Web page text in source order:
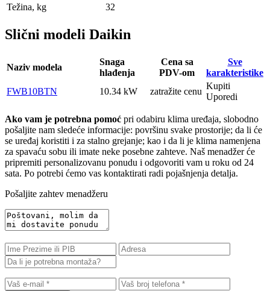
Težina, kg
32
Slični modeli Daikin
Naziv modela
Snaga
hlađenja
Cena sa
PDV-om
Sve
karakteristike
FWB10BTN
10.34 kW zatražite cenu
Kupiti
Uporedi
Ako vam je potrebna pomoć pri odabiru klima uređaja, slobodno
pošaljite nam sledeće informacije: površinu svake prostorije; da li će
se uređaj koristiti i za stalno grejanje; kao i da li je klima namenjena
za spavaću sobu ili imate neke posebne zahteve. Naš menadžer će
pripremiti personalizovanu ponudu i odgovoriti vam u roku od 24
sata. Po potrebi ćemo vas kontaktirati radi pojašnjenja detalja.
Pošaljite zahtev menadžeru